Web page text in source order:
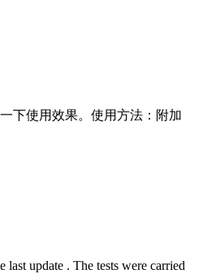
下使用效果。使用方法：附加
update . The tests were carried